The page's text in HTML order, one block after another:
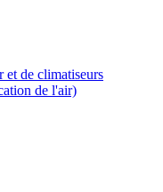
et de climatiseurs
de l'air)